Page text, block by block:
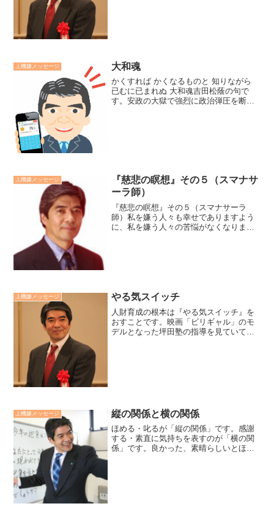
上機嫌メッセージ 大和魂
かくすれば かくなるものと 知りながら
已むに已まれぬ 大和魂吉田松蔭の句で
す。安政の大獄で強烈に政治弾圧を断行
上機嫌メッセージ
『慈悲の瞑想』その５（スマナサ
ーラ師）
『慈悲の瞑想』その５（スマナサーラ
師）私を嫌う人々も幸せでありますよう
に、私を嫌う人々の苦悩がなくなります
上機嫌メッセージ やる気スイッチ
人財育成の根本は『やる気スイッチ』を
おすことです。映画「ビリギャル」のモ
デルとなった坪田塾の指導を見ていて思
上機嫌メッセージ 縦の関係と横の関係
ほめる・叱るが「縦の関係」です。感謝
する・素直に気持ちを表すのが「横の関
係」です。良かった、素晴らしいとほめ